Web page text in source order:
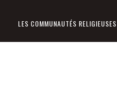
LES COMMUNAUTÉS RELIGIEUSES